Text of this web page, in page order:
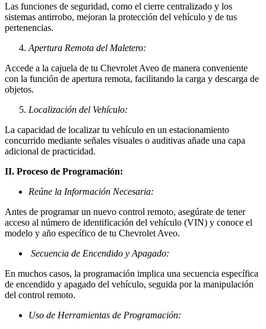
Las funciones de seguridad, como el cierre centralizado y los
sistemas antirrobo, mejoran la protección del vehículo y de tus
pertenencias.
Apertura Remota del Maletero:
Accede a la cajuela de tu Chevrolet Aveo de manera conveniente
con la función de apertura remota, facilitando la carga y descarga de
objetos.
Localización del Vehículo:
La capacidad de localizar tu vehículo en un estacionamiento
concurrido mediante señales visuales o auditivas añade una capa
adicional de practicidad.
II. Proceso de Programación:
Reúne la Información Necesaria:
Antes de programar un nuevo control remoto, asegúrate de tener
acceso al número de identificación del vehículo (VIN) y conoce el
modelo y año específico de tu Chevrolet Aveo.
Secuencia de Encendido y Apagado:
En muchos casos, la programación implica una secuencia específica
de encendido y apagado del vehículo, seguida por la manipulación
del control remoto.
Uso de Herramientas de Programación: